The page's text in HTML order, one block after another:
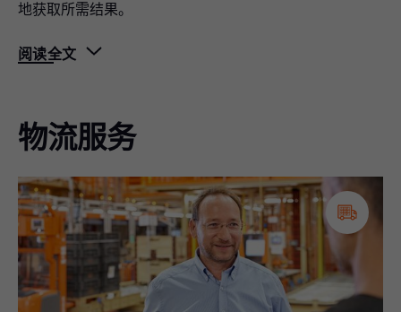
销售地址
我们在 30 多个国家/地区设有办事处，确保始终伴随在您
的身边。
地获取所需结果。
阅读全文
物流服务